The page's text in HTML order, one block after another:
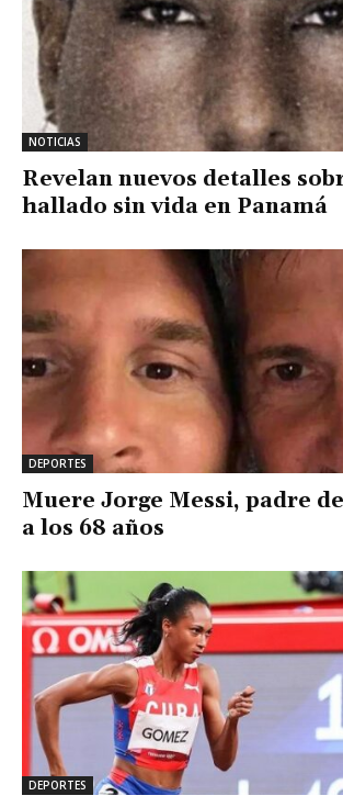
NOTICIAS
Revelan nuevos detalles
hallado sin vida en Panamá
DEPORTES
Muere Jorge Messi, padre
a los 68 años
DEPORTES